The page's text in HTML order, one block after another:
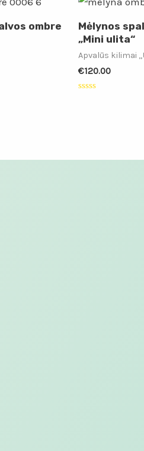
ombre
Mėlynos
„Mini ulita“
Apvalūs kilimai
€120.00